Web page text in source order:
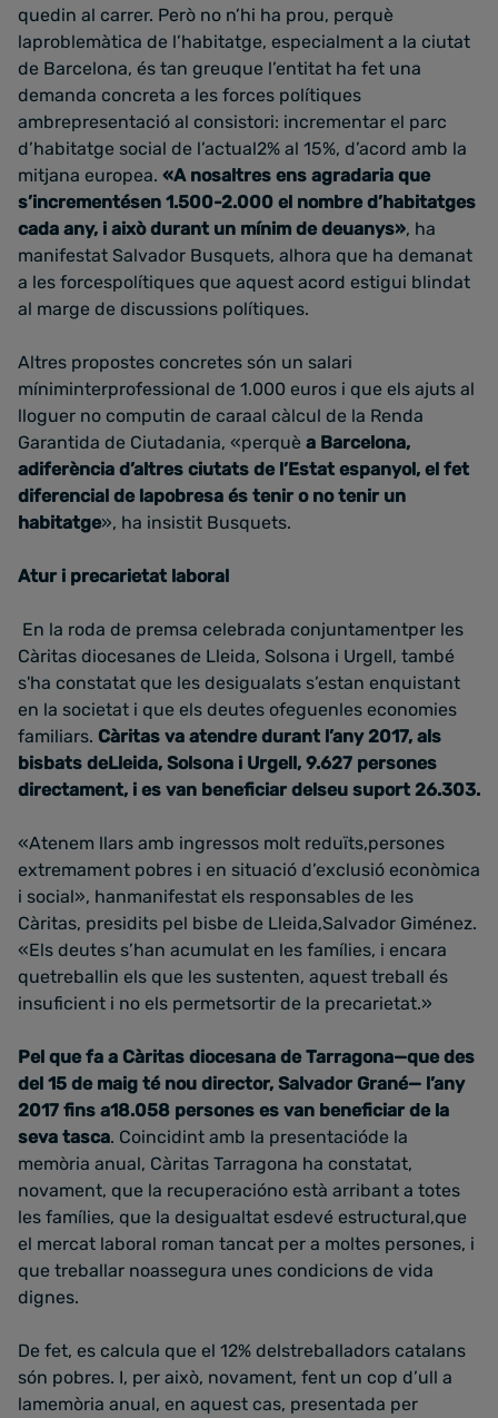
quedin al carrer. Però no n’hi ha prou, perquè
laproblemàtica de l’habitatge, especialment a la ciutat
de Barcelona, és tan greuque l’entitat ha fet una
demanda concreta a les forces polítiques
ambrepresentació al consistori: incrementar el parc
d’habitatge social de l’actual2% al 15%, d’acord amb la
mitjana europea. «A nosaltres ens agradaria que
s’incrementésen 1.500-2.000 el nombre d’habitatges
cada any, i això durant un mínim de deuanys», ha
manifestat Salvador Busquets, alhora que ha demanat
a les forcespolítiques que aquest acord estigui blindat
al marge de discussions polítiques.
Altres propostes concretes són un salari
míniminterprofessional de 1.000 euros i que els ajuts al
lloguer no computin de caraal càlcul de la Renda
Garantida de Ciutadania, «perquè a Barcelona,
adiferència d’altres ciutats de l’Estat espanyol, el fet
diferencial de lapobresa és tenir o no tenir un
habitatge», ha insistit Busquets.
Atur i precarietat laboral
En la roda de premsa celebrada conjuntamentper les
Càritas diocesanes de Lleida, Solsona i Urgell, també
s'ha constatat que les desigualats s’estan enquistant
en la societat i que els deutes ofeguenles economies
familiars. Càritas va atendre durant l’any 2017, als
bisbats deLleida, Solsona i Urgell, 9.627 persones
directament, i es van beneficiar delseu suport 26.303.
«Atenem llars amb ingressos molt reduïts,persones
extremament pobres i en situació d’exclusió econòmica
i social», hanmanifestat els responsables de les
Càritas, presidits pel bisbe de Lleida,Salvador Giménez.
«Els deutes s’han acumulat en les famílies, i encara
quetreballin els que les sustenten, aquest treball és
insuficient i no els permetsortir de la precarietat.»
Pel que fa a Càritas diocesana de Tarragona—que des
del 15 de maig té nou director, Salvador Grané— l’any
2017 fins a18.058 persones es van beneficiar de la
seva tasca. Coincidint amb la presentacióde la
memòria anual, Càritas Tarragona ha constatat,
novament, que la recuperacióno està arribant a totes
les famílies, que la desigualtat esdevé estructural,que
el mercat laboral roman tancat per a moltes persones, i
que treballar noassegura unes condicions de vida
dignes.
De fet, es calcula que el 12% delstreballadors catalans
són pobres. I, per això, novament, fent un cop d’ull a
lamemòria anual, en aquest cas, presentada per